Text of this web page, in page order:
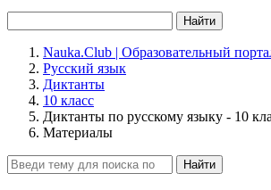
Найти
Nauka.Club | Образовательный
Русский язык
Диктанты
10 класс
Диктанты по русскому языку - 10
Материалы
Найти